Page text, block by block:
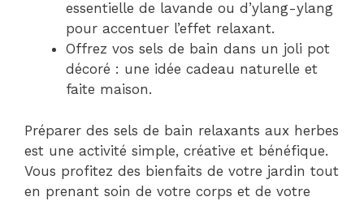
essentielle de lavande ou d’ylang-ylang
pour accentuer l’effet relaxant.
Offrez vos sels de bain dans un joli pot
décoré : une idée cadeau naturelle et
faite maison.
Préparer des sels de bain relaxants aux herbes
est une activité simple, créative et bénéfique.
Vous profitez des bienfaits de votre jardin tout
en prenant soin de votre corps et de votre